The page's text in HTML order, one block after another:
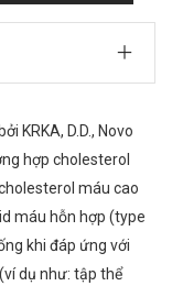
KRKA, D.D., Novo
hợp cholesterol
máu cao
máu hỗn hợp (type
khi đáp ứng với
dụ như: tập thể